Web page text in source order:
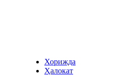
Хорижда
Ҳалокат